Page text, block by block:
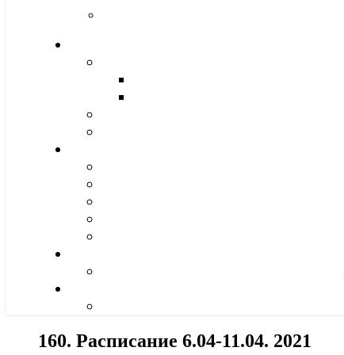
160. Расписание 6.04-11.04. 2021